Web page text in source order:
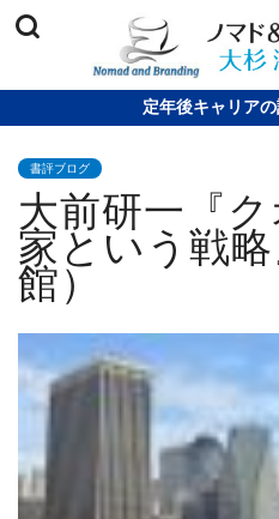
定年後キャリア
書評ブログ
大前研一『
家という戦
館）